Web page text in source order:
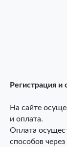
Регистрация и
На сайте
и оплата.
Оплата
способов